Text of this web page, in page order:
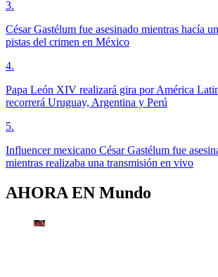
3.
César Gastélum fue asesinado mientras hacía
pistas del crimen en México
4.
Papa León XIV realizará gira por América
recorrerá Uruguay, Argentina y Perú
5.
Influencer mexicano César Gastélum fue
mientras realizaba una transmisión en vivo
AHORA EN Mundo